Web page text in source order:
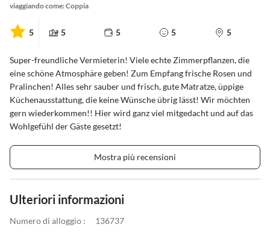
viaggiando come: Coppia
5 5 5 5 5
Super-freundliche Vermieterin! Viele echte Zimmerpflanzen, die
eine schöne Atmosphäre geben! Zum Empfang frische Rosen und
Pralinchen! Alles sehr sauber und frisch, gute Matratze, üppige
Küchenausstattung, die keine Wünsche übrig lässt! Wir möchten
gern wiederkommen!! Hier wird ganz viel mitgedacht und auf das
Wohlgefühl der Gäste gesetzt!
Mostra più recensioni
Ulteriori informazioni
Numero di alloggio :
136737